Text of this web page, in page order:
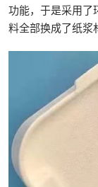
功能，于是采用了
料全部换成了纸浆